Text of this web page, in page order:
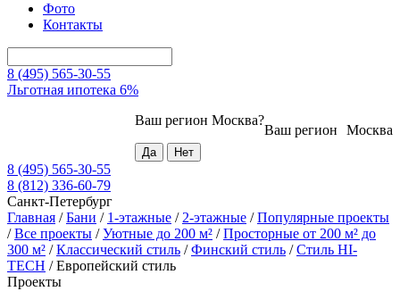
Фото
Контакты
8 (495) 565-30-55
Льготная ипотека 6%
Москва
Ваш регион
Ваш регион Москва?
8 (495) 565-30-55
8 (812) 336-60-79
Санкт-Петербург
Главная /Бани / 1-этажные / 2-этажные /Популярные проекты
/Все проекты /Уютные до 200 м² /Просторные от 200 м² до
300 м² /Классический стиль /Финский стиль /Стиль HI-
TECH /Европейский стиль
Проекты